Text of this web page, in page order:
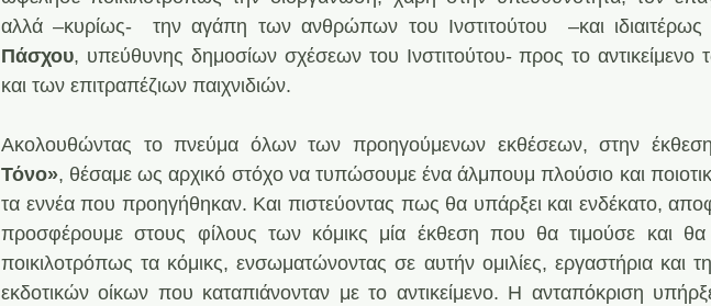
αλλά –κυρίως-  την αγάπη των ανθρώπων του Ινστιτούτου  –και ιδιαιτέρως
Πάσχου, υπεύθυνης δημοσίων σχέσεων του Ινστιτούτου- προς το αντικείμενο
και των επιτραπέζιων παιχνιδιών.
Ακολουθώντας το πνεύμα όλων των προηγούμενων εκθέσεων, στην
Τόνο», θέσαμε ως αρχικό στόχο να τυπώσουμε ένα άλμπουμ πλούσιο και
τα εννέα που προηγήθηκαν. Και πιστεύοντας πως θα υπάρξει και ενδέκατο,
προσφέρουμε στους φίλους των κόμικς μία έκθεση που θα τιμούσε και θα
ποικιλοτρόπως τα κόμικς, ενσωματώνοντας σε αυτήν ομιλίες, εργαστήρια και
εκδοτικών οίκων που καταπιάνονταν με το αντικείμενο. Η ανταπόκριση